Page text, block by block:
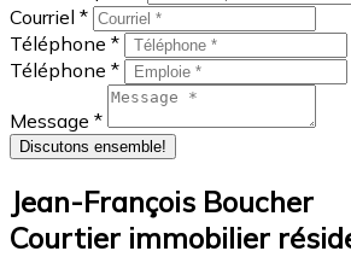
Courriel *
Téléphone *
Téléphone *
Message *
Discutons ensemble!
Jean-François Boucher
Courtier immobilier